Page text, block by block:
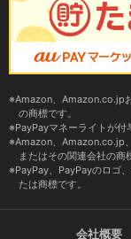
Amazon、Amazon.co.jp
の商標です。
PayPayマネーライトが付
Amazon、Amazon.co.jp
またはその関連会社の商
PayPay、PayPayのロゴ
たは商標です。
会社概要